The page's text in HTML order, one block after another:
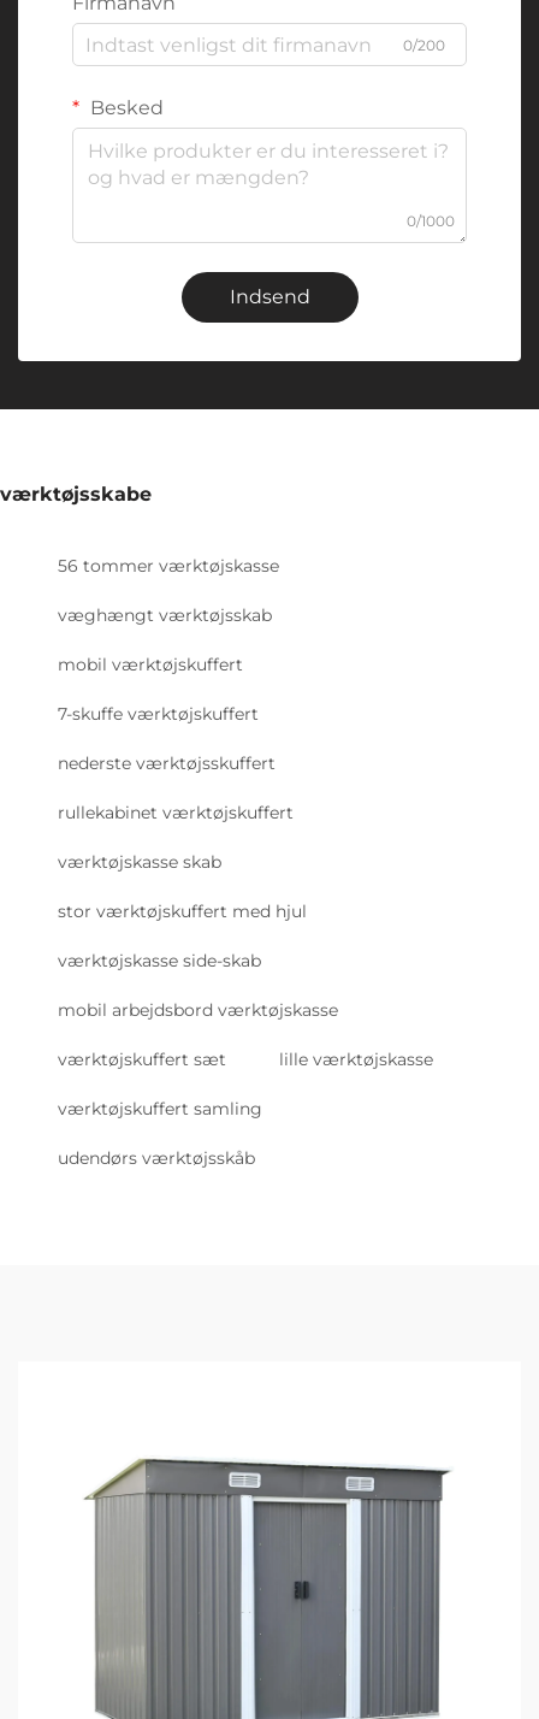
0/200
Besked
0/1000
Indsend
værktøjsskabe
56 tommer værktøjskasse
væghængt værktøjsskab
mobil værktøjskuffert
7-skuffe værktøjskuffert
nederste værktøjsskuffert
rullekabinet værktøjskuffert
værktøjskasse skab
stor værktøjskuffert med hjul
værktøjskasse side-skab
mobil arbejdsbord værktøjskasse
værktøjskuffert sæt lille værktøjskasse
værktøjskuffert samling
udendørs værktøjsskåb